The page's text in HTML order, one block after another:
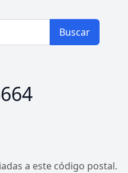
Buscar
a este código postal.